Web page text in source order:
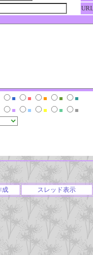
■ ■ ■ ■
■
■ ■ ■ ■
■
成 スレッド表示